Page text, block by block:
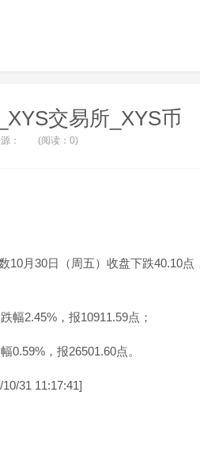
交易所_XYS币
： (阅读：0)
10月30日（周五）收盘下跌40.10点
幅2.45%，报10911.59点；
0.59%，报26501.60点。
31 11:17:41]